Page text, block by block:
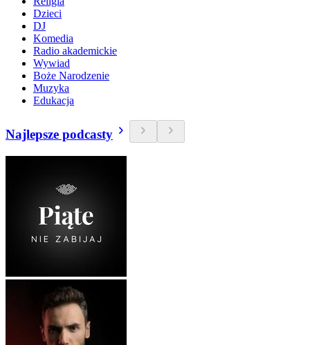
Dzieci
DJ
Komedia
Radio akademickie
Wywiad
Boże Narodzenie
Muzyka
Edukacja
Najlepsze podcasty